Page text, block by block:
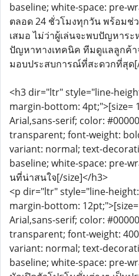
baseline; white-space: pre-
ตลอด 24 ชั่วโมงทุกวัน พร้อมช่
เสมอ ไม่ว่าผู้เล่นจะพบปัญหาร
ปัญหาทางเทคนิค ทีมดูแลลูกค้า
มอบประสบการณ์ที่สะดวกที่สุด
<h3 dir="ltr" style="line-
margin-bottom: 4pt;">[size=
Arial,sans-serif; color:
transparent; font-weight:
variant: normal; text-
baseline; white-space: pre-
นที่น่าสนใจ[/size]</h3>
<p dir="ltr" style="line-
margin-bottom:
Arial,sans-serif; color:
transparent; font-weight:
variant: normal; text-
baseline; white-space: pre-